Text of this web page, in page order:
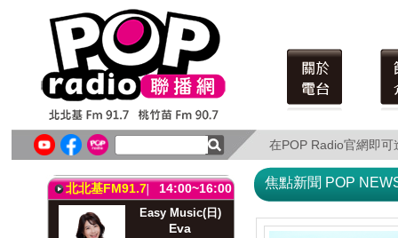
在POP Radio官網即
在POP Radio官網即
北北基FM91.714:00~16:00
Easy Music(日)
Eva
焦點新聞 POP